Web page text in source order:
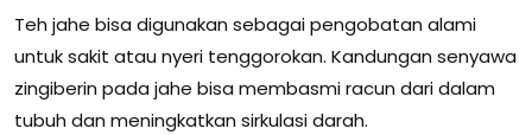
Teh jahe bisa digunakan sebagai pengobatan alami
untuk sakit atau nyeri tenggorokan. Kandungan senyawa
zingiberin pada jahe bisa membasmi racun dari dalam
tubuh dan meningkatkan sirkulasi darah.